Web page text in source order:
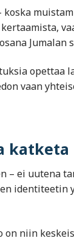
koska
Jumalan
vaan
katketa
– ei uutena
identiteetin
niin